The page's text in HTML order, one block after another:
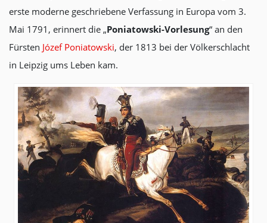
erste moderne geschriebene Verfassung in Europa vom 3.
Mai 1791, erinnert die „Poniatowski-Vorlesung“ an den
Fürsten Józef Poniatowski, der 1813 bei der Völkerschlacht
in Leipzig ums Leben kam.